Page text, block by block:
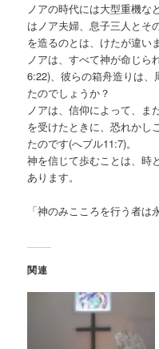
ノアの時代には大型重機な
はノア夫婦、息子三人とそ
を造るのとは、けたが違いま
ノアは、すべて神が命じら
6:22)、彼らの箱舟造りは
たのでしょうか？
ノアは、信仰によって、ま
を受けたときに、恐れかし
たのです(へブル11:7)。
神を信じて歩むことは、時
あります。
「神のみこころを行う者
関連